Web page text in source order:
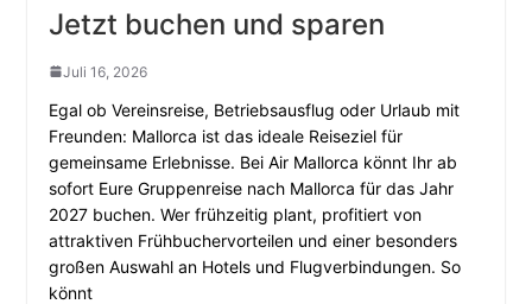
Jetzt buchen und sparen
Juli 16, 2026
Egal ob Vereinsreise, Betriebsausflug oder Urlaub mit
Freunden: Mallorca ist das ideale Reiseziel für
gemeinsame Erlebnisse. Bei Air Mallorca könnt Ihr ab
sofort Eure Gruppenreise nach Mallorca für das Jahr
2027 buchen. Wer frühzeitig plant, profitiert von
attraktiven Frühbuchervorteilen und einer besonders
großen Auswahl an Hotels und Flugverbindungen. So
könnt